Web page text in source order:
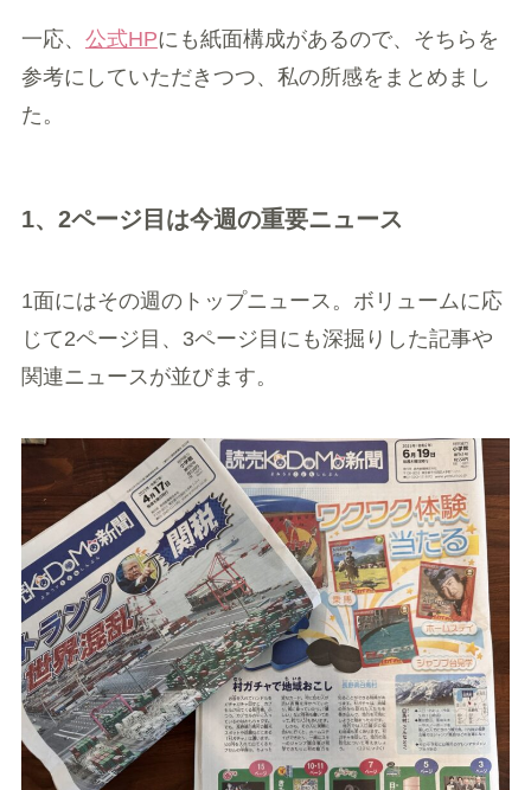
一応、 公式HPにも紙面構成があるので、そちらを
参考にしていただきつつ、私の所感をまとめまし
た。
1、2ページ目は今週の重要ニュース
1面にはその週のトップニュース。ボリュームに応
じて2ページ目、3ページ目にも深掘りした記事や
関連ニュースが並びます。